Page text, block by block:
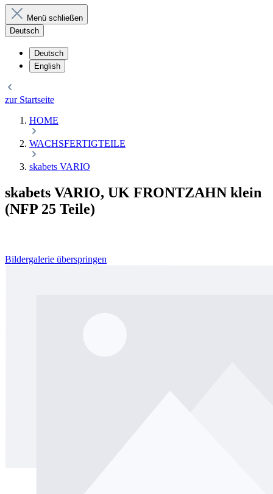
Menü schließen
Deutsch
Deutsch
English
zur Startseite
HOME
WACHSFERTIGTEILE
skabets VARIO
skabets VARIO, UK FRONTZAHN klein
(NFP 25 Teile)
Bildergalerie überspringen